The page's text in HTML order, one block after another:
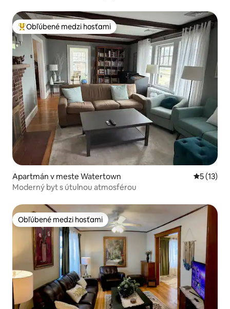
Najobľúbenejšie medzi hosťami
Obľúbené medzi hosťami
Apartmán v meste Watertown
5 (13)
Moderný byt s útulnou atmosférou
Obľúbené medzi hosťami
Obľúbené medzi hosťami